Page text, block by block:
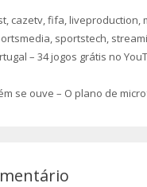
, cazetv,fifa,liveproduction,
, sportstech,
– 34 jogos grátis no
se ouve – O plano de